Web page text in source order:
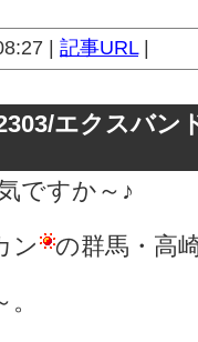
| 記事URL|
エクスバン
ですか～♪
ン
の群馬・高